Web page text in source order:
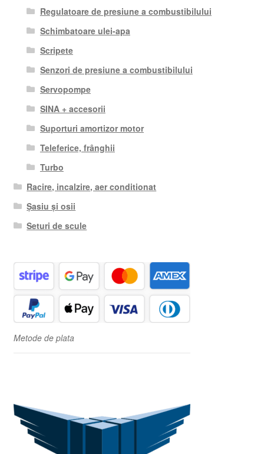
Regulatoare de presiune a combustibilului
Schimbatoare ulei-apa
Scripete
Senzori de presiune a combustibilului
Servopompe
SINA + accesorii
Suporturi amortizor motor
Teleferice, frânghii
Turbo
Racire, incalzire, aer conditionat
Șasiu și osii
Seturi de scule
Metode de plata